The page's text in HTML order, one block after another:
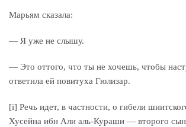
Марьям сказала:
— Я уже не слышу.
— Это оттого, что ты не хочешь, чтобы
ответила ей повитуха Гюлизар.
[i] Речь идет, в частности, о гибели
Хусейна ибн Али аль-Кураши — второго